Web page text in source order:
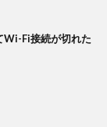
Fi接続が切れた